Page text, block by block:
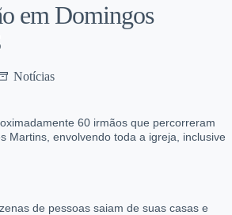
em Domingos
Notícias
60 irmãos que percorreram
Martins, envolvendo toda a igreja, inclusive
de pessoas saiam de suas casas e